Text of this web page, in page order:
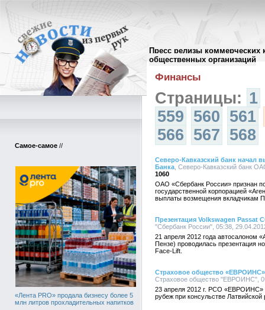
Пресс релизы коммерческих
общественных организаций
Самое-самое //
«Лента PRO» продала бизнесу более 5
млн литров прохладительных напитков
Архив пресс-релизов//
Финансы
Страницы: 1
559 560 561
566 567 568
Северо-Кавказский банк начал
Банка , Северо-Кавказский банк
1060
ОАО «Сбербанк России» признан
государственной корпорацией
выплаты возмещения вкладчикам
Презентация Volkswagen Passat
"Сбербанк России", 05:38,
21 апреля 2012 года автосалоном
Пензе) проводилась презентация
Face-Lift.
Страховое общество
Страховое общество "ЕВРОИНС",
23 апреля 2012 г. РСО «ЕВРОИНС»
рубеж при консульстве Латвийской